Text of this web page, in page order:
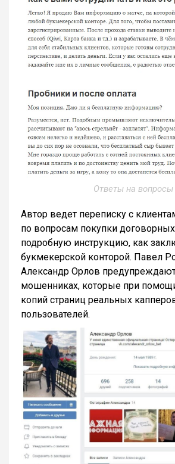
Ответы на вопросы
Автор ведет переписку с
по вопросам покупки
подробную инструкцию, как
букмекерской конторой. Павел
Александр Орлов
мошенниках, которые при
копий страниц реальных
пользователей.